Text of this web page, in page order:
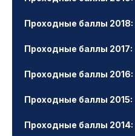
Проходные баллы 2018:
Проходные баллы 2017:
Проходные баллы 2016:
Проходные баллы 2015:
Проходные баллы 2014: